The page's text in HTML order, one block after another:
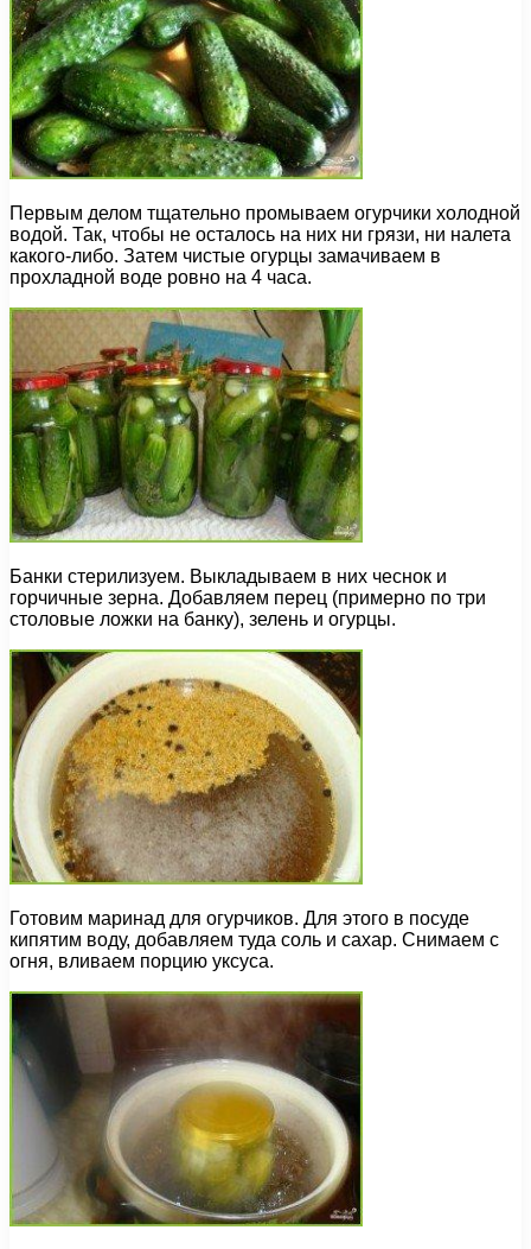
Первым делом тщательно промываем огурчики холодной
водой. Так, чтобы не осталось на них ни грязи, ни налета
какого-либо. Затем чистые огурцы замачиваем в
прохладной воде ровно на 4 часа.
Банки стерилизуем. Выкладываем в них чеснок и
горчичные зерна. Добавляем перец (примерно по три
столовые ложки на банку), зелень и огурцы.
Готовим маринад для огурчиков. Для этого в посуде
кипятим воду, добавляем туда соль и сахар. Снимаем с
огня, вливаем порцию уксуса.